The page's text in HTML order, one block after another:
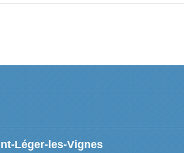
Léger-les-Vignes